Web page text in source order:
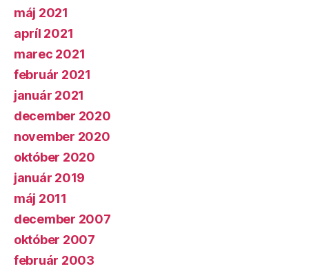
máj 2021
apríl 2021
marec 2021
február 2021
január 2021
december 2020
november 2020
október 2020
január 2019
máj 2011
december 2007
október 2007
február 2003